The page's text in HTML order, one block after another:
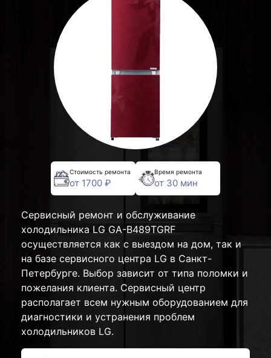
Стоимость ремонта
от 1700 ₽
Время ремонта
от 30 мин
Сервисный ремонт и обслуживание
холодильника LG GA-B489TGRF
осуществляется как с выездом на дом, так и
на базе сервисного центра LG в Санкт-
Петербурге. Выбор зависит от типа поломки и
пожелания клиента. Сервисный центр
располагает всем нужным оборудованием для
диагностики и устранения проблем
холодильников LG.